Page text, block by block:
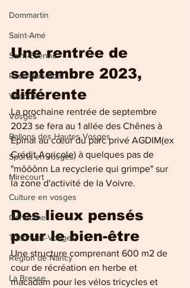
Dommartin
Saint-Amé
Saint-Etienne
Raon-Aux-Bois
Vecoux
Vosges
Ballons des Hautes Vosges
Sports en vosges
Mirecourt
Culture en vosges
Gérardmer
Thaon-les-Vosges
Région de Nancy
La Bresse
Une rentrée de
septembre 2023,
différente
La prochaine rentrée de septembre
2023 se fera au 1 allée des Chênes à
Épinal au cœur du parc privé AGDIM(ex
Crédit Agricole) à quelques pas de
"môôônn La recyclerie qui grimpe" sur
la zone d'activité de la Voivre.
Des lieux pensés
pour le bien-être
Une structure comprenant 600 m2 de
cour de récréation en herbe et
macadam pour les vélos tricycles et